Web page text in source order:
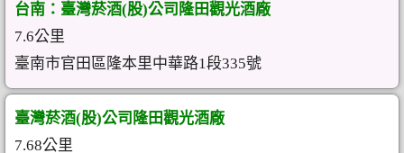
台南：臺灣菸酒(股)公司隆田觀光酒廠
7.6公里
臺南市官田區隆本里中華路1段335號
臺灣菸酒(股)公司隆田觀光酒廠
7.68公里